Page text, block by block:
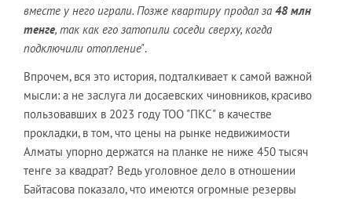
вместе у него играли. Позже квартиру продал за 48 млн
тенге, так как его затопили соседи сверху, когда
подключили отопление".
Впрочем, вся это история, подталкивает к самой важной
мысли: а не заслуга ли досаевских чиновников, красиво
пользовавших в 2023 году ТОО "ПКС" в качестве
прокладки, в том, что цены на рынке недвижимости
Алматы упорно держатся на планке не ниже 450 тысяч
тенге за квадрат? Ведь уголовное дело в отношении
Байтасова показало, что имеются огромные резервы